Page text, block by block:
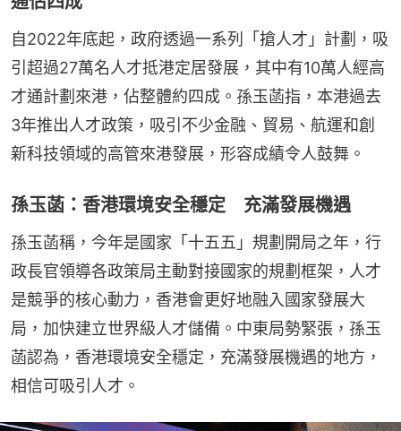
自2022年底起，政府透過一系列「搶人才」計劃，吸
引超過27萬名人才抵港定居發展，其中有10萬人經高
才通計劃來港，佔整體約四成。孫玉菡指，本港過去
3年推出人才政策，吸引不少金融、貿易、航運和創
新科技領域的高管來港發展，形容成績令人鼓舞。
孫玉菡：香港環境安全穩定 充滿發展機遇
孫玉菡稱，今年是國家「十五五」規劃開局之年，行
政長官領導各政策局主動對接國家的規劃框架，人才
是競爭的核心動力，香港會更好地融入國家發展大
局，加快建立世界級人才儲備。中東局勢緊張，孫玉
菡認為，香港環境安全穩定，充滿發展機遇的地方，
相信可吸引人才。